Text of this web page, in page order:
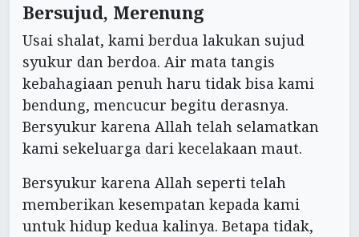
Bersujud, Merenung
Usai shalat, kami berdua lakukan sujud
syukur dan berdoa. Air mata tangis
kebahagiaan penuh haru tidak bisa kami
bendung, mencucur begitu derasnya.
Bersyukur karena Allah telah selamatkan
kami sekeluarga dari kecelakaan maut.
Bersyukur karena Allah seperti telah
memberikan kesempatan kepada kami
untuk hidup kedua kalinya. Betapa tidak,